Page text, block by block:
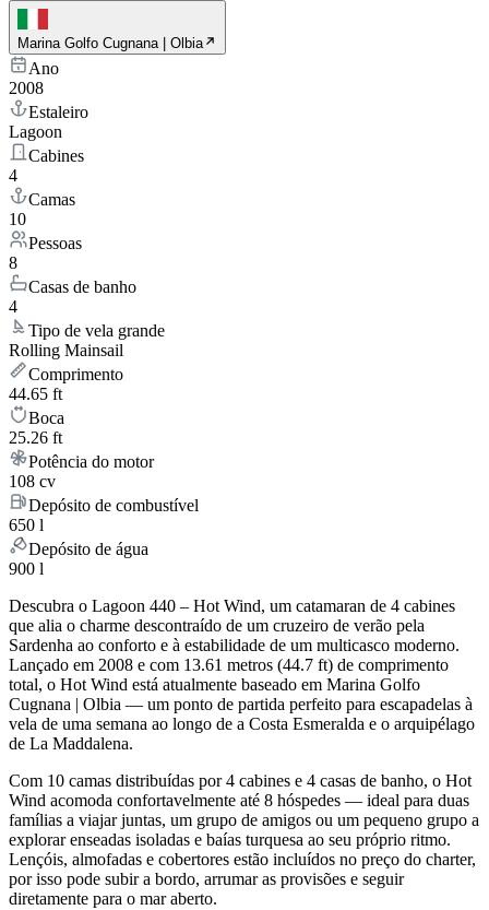
Marina Golfo Cugnana | Olbia
Ano
2008
Estaleiro
Lagoon
Cabines
4
Camas
10
Pessoas
8
Casas de banho
4
Tipo de vela grande
Rolling Mainsail
Comprimento
44.65 ft
Boca
25.26 ft
Potência do motor
108 cv
Depósito de combustível
650 l
Depósito de água
900 l
Descubra o Lagoon 440 – Hot Wind, um catamaran de 4 cabines
que alia o charme descontraído de um cruzeiro de verão pela
Sardenha ao conforto e à estabilidade de um multicasco moderno.
Lançado em 2008 e com 13.61 metros (44.7 ft) de comprimento
total, o Hot Wind está atualmente baseado em Marina Golfo
Cugnana | Olbia — um ponto de partida perfeito para escapadelas à
vela de uma semana ao longo de a Costa Esmeralda e o arquipélago
de La Maddalena.
Com 10 camas distribuídas por 4 cabines e 4 casas de banho, o Hot
Wind acomoda confortavelmente até 8 hóspedes — ideal para duas
famílias a viajar juntas, um grupo de amigos ou um pequeno grupo a
explorar enseadas isoladas e baías turquesa ao seu próprio ritmo.
Lençóis, almofadas e cobertores estão incluídos no preço do charter,
por isso pode subir a bordo, arrumar as provisões e seguir
diretamente para o mar aberto.